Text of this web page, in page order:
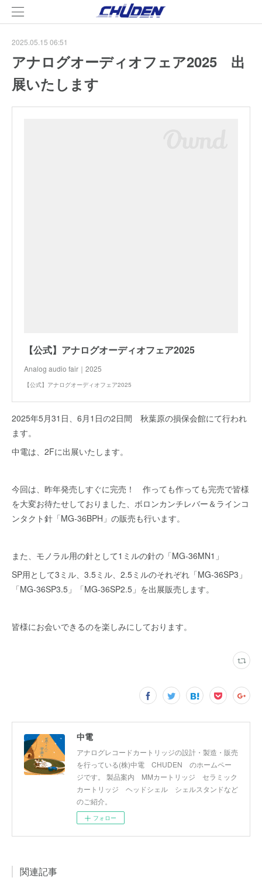
2025.05.15 06:51
アナログオーディオフェア2025 出
展いたします
【公式】アナログオーディオフェア2025
Analog audio fair｜2025
【公式】アナログオーディオフェア2025
2025年5月31日、6月1日の2日間 秋葉原の損保会館にて行われ
ます。
中電は、2Fに出展いたします。
今回は、昨年発売しすぐに完売！ 作っても作っても完売で皆様
を大変お待たせしておりました、ボロンカンチレバー＆ラインコ
ンタクト針「MG-36BPH」の販売も行います。
また、モノラル用の針として1ミルの針の「MG-36MN1」
SP用として3ミル、3.5ミル、2.5ミルのそれぞれ「MG-36SP3」
「MG-36SP3.5」「MG-36SP2.5」を出展販売します。
皆様にお会いできるのを楽しみにしております。
中電
アナログレコードカートリッジの設計・製造・販売
を行っている(株)中電 CHUDEN のホームペー
ジです。 製品案内 MMカートリッジ セラミック
カートリッジ ヘッドシェル シェルスタンドなど
のご紹介。
フォロー
関連記事